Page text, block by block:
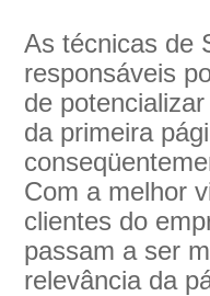
As técnicas de
responsáveis
de
da primeira
Com a melhor
clientes do
passam a ser
relevância da